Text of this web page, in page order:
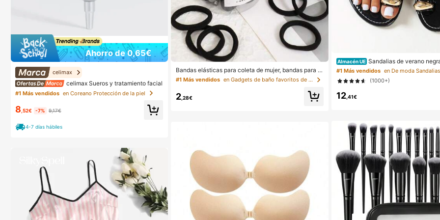
Ahorro de 0,65€
celimax
celimax Sueros y tratamiento facial
#1 Más vendidos en Coreano Protección de la piel
8,52€ -7% 9,17€
4-7 días hábiles
Bandas elásticas para coleta de mujer, bandas para el
cabello, accesorios para el cabello, bandas deportiva
s para el cabello, accesorios de belleza para el cabell
o en casa, adecuadas para verano, vacaciones, viaje
s. (10/20/50/100/200)
#1 Más vendidos en Gadgets de baño favoritos de los clientes Apara
2 ,28€
Almacén UE Sandalias de verano
ea para mujer, novedades, de moda,
e punta abierta, perfectas para la
no
#1 Más vendidos
(1000+)
12,41€